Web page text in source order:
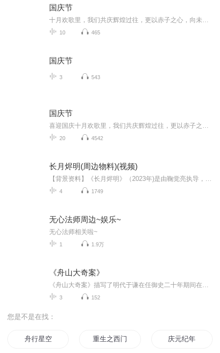
国庆节
10 465
国庆节
3 543
国庆节
20 4542
长月烬明(周边物料)(视频)
4 1749
无心法师周边~娱乐~
无心法师相关啦~
1 1.9万
《舟山大奇案》
3 152
您是不是在找：
舟行星空 重生之西门庆 庆元纪年